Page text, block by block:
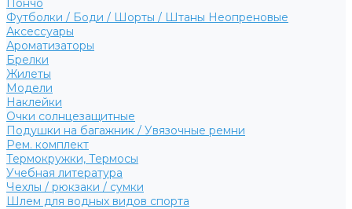
Пончо
Футболки / Боди / Шорты / Штаны Неопреновые
Аксессуары
Ароматизаторы
Брелки
Жилеты
Модели
Наклейки
Очки солнцезащитные
Подушки на багажник / Увязочные ремни
Рем. комплект
Термокружки, Термосы
Учебная литература
Чехлы / рюкзаки / сумки
Шлем для водных видов спорта